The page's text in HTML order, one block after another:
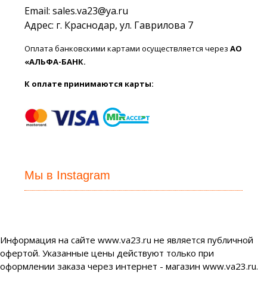
Email: sales.va23@ya.ru
Адрес: г. Краснодар, ул. Гаврилова 7
Оплата банковскими картами осуществляется черезАО
«АЛЬФА-БАНК.
К оплате принимаются карты:
Мы в Instagram
Информация на сайте www.va23.ru не является публичной
офертой. Указанные цены действуют только при
оформлении заказа через интернет - магазин www.va23.ru.